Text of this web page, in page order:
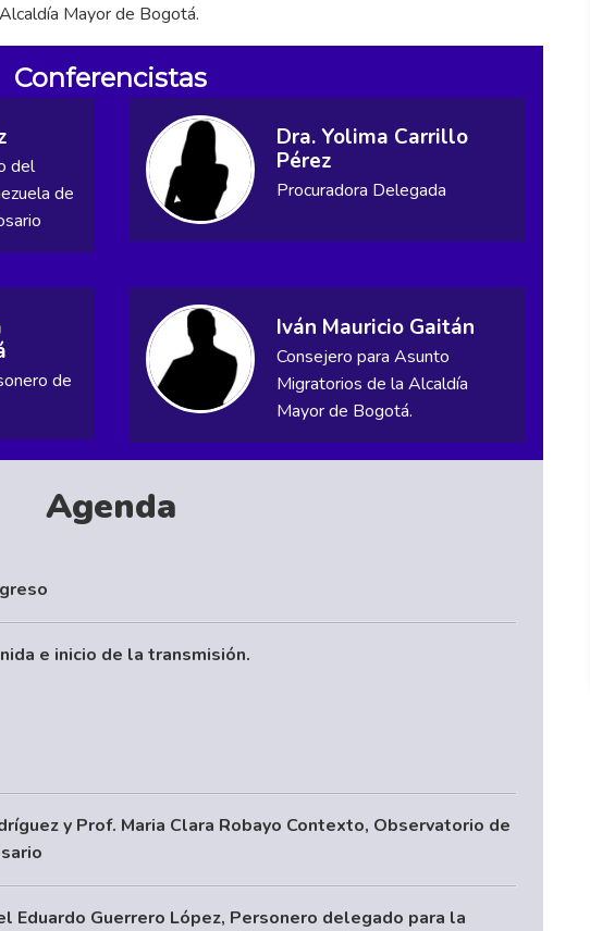
Mayor de Bogotá.
Conferencistas
del
de
Dra. Yolima Carrillo
Pérez
Procuradora Delegada
de
Iván Mauricio Gaitán
Consejero para Asunto
Migratorios de la Alcaldía
Mayor de Bogotá.
Agenda
e inicio de la transmisión.
y Prof. Maria Clara Robayo Contexto, Observatorio de
Eduardo Guerrero López, Personero delegado para la